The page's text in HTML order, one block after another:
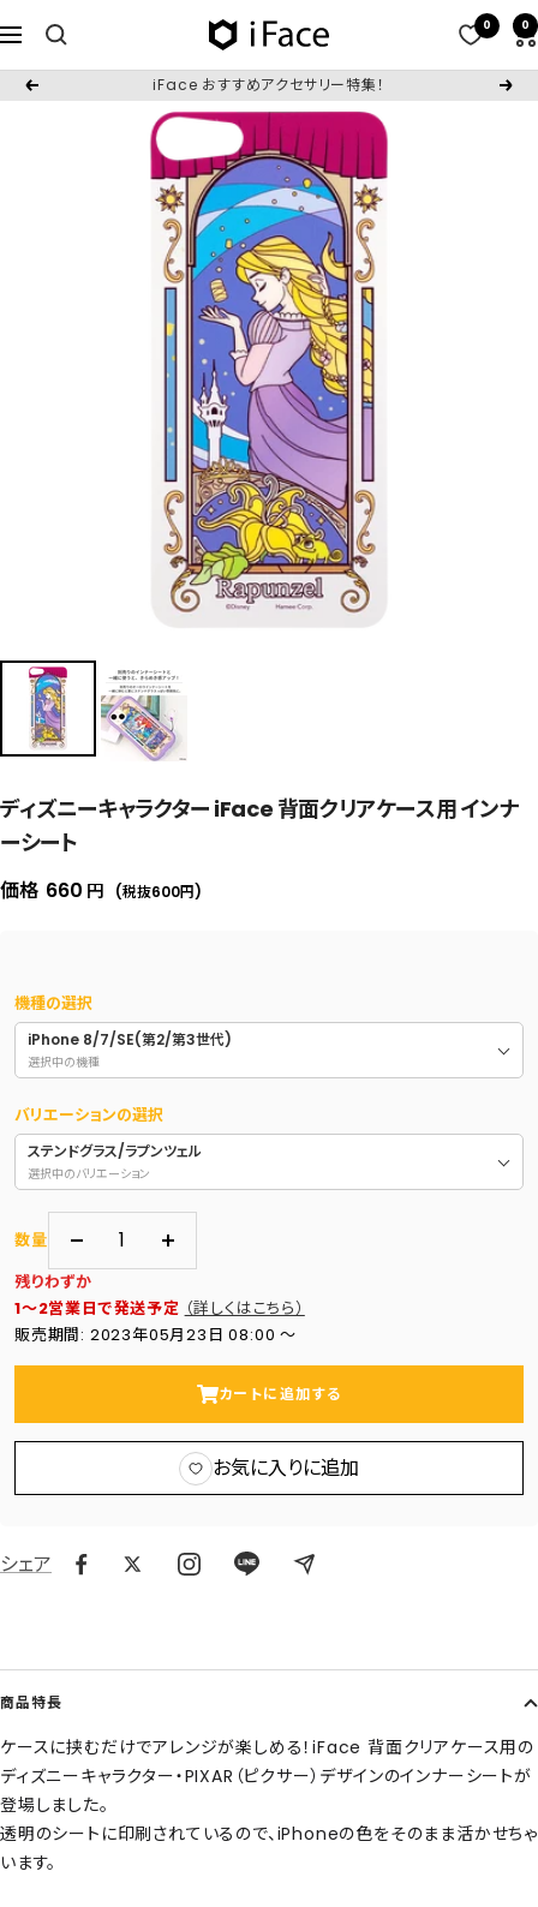
ン
ナ
ビ
ゲ
iFace
日
本
公
式
サ
イ
ト
0 0
戻
iFace おすすめアクセサリー特集！
次
ディズニーキャラクター iFace 背面クリアケース用 インナ
ーシート
価格 セ
格
660 円 (税抜600円)
機種の選択
iPhone 8/7/SE(第2/第3世代)
選択中の機種
バリエーションの選択
ステンドグラス/ラプンツェル
選択中のバリエーション
数量
量
を
す
数
を
す
残りわずか
1～2営業日で発送予定 （詳しくはこちら）
販売期間: 2023年05月23日 08:00 〜
カートに追加する
お気に入りに追加
シェア
商品特長
ケースに挟むだけでアレンジが楽しめる！iFace 背面クリアケース用の
ディズニーキャラクター・PIXAR（ピクサー）デザインのインナーシートが
登場しました。
透明のシートに印刷されているので、iPhoneの色をそのまま活かせちゃ
います。